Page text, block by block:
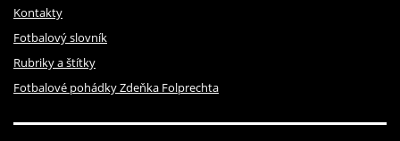
Kontakty
Fotbalový slovník
Rubriky a štítky
Fotbalové pohádky Zdeňka Folprechta